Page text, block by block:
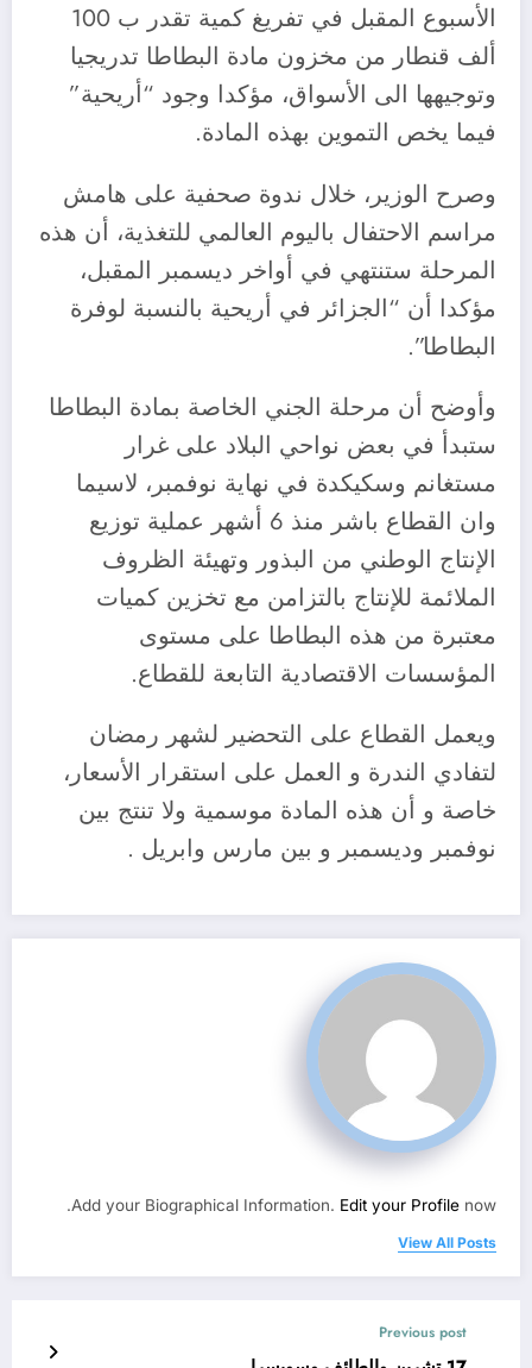
الأسبوع المقبل في تفريغ كمية تقدر ب 100
ألف قنطار من مخزون مادة البطاطا تدريجيا
وتوجيهها الى الأسواق، مؤكدا وجود “أريحية”
فيما يخص التموين بهذه المادة.
وصرح الوزير، خلال ندوة صحفية على هامش
مراسم الاحتفال باليوم العالمي للتغذية، أن هذه
المرحلة ستنتهي في أواخر ديسمبر المقبل،
مؤكدا أن “الجزائر في أريحية بالنسبة لوفرة
البطاطا”.
وأوضح أن مرحلة الجني الخاصة بمادة البطاطا
ستبدأ في بعض نواحي البلاد على غرار
مستغانم وسكيكدة في نهاية نوفمبر، لاسيما
وان القطاع باشر منذ 6 أشهر عملية توزيع
الإنتاج الوطني من البذور وتهيئة الظروف
الملائمة للإنتاج بالتزامن مع تخزين كميات
معتبرة من هذه البطاطا على مستوى
المؤسسات الاقتصادية التابعة للقطاع.
ويعمل القطاع على التحضير لشهر رمضان
لتفادي الندرة و العمل على استقرار الأسعار،
خاصة و أن هذه المادة موسمية ولا تنتج بين
نوفمبر وديسمبر و بين مارس وابريل .
Add your Biographical Information. Edit your Profile now.
View All Posts
Previous post